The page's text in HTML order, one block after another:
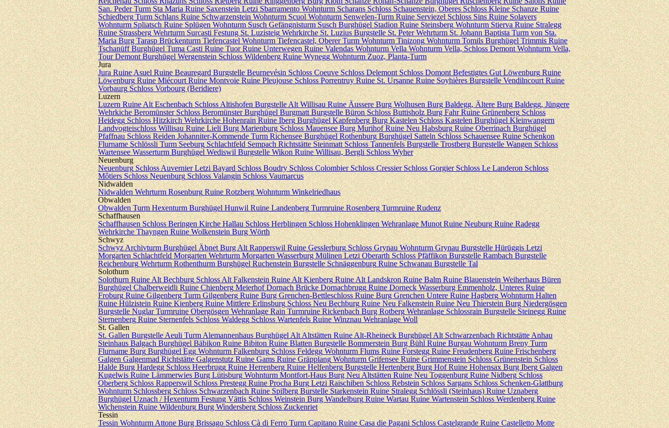
San. Peder Turm Sta Maria Ruine Saxenstein Letzi Sbarramento Wohnturm Scharans Schloss Schauenstein, Oberes Schloss Kleine Schanze Ruine
Schiedberg Turm Schlans Ruine Schwarzenstein Wohnturm Scuol Wohnturm Senwelen-Turm Ruine Serviezel Schloss Sins Ruine Solavers
Wohnturm Spliatsch Ruine Splügen Wohnturm Susch Gefängnisturm Susch Burghügel Stadion Ruine Steinsberg Wohnturm Stierva Ruine Stralegg
Ruine Strassberg Wehrturm Surcasti Festung St. Luzisteig Wehrkirche St. Luzius Burgstelle St. Peter Wehrturm St. Johann Baptista Turm von Sta.
Maria Burg Tarasp Brückenturm Tiefencastel Wohnturm Tiefencastel, Oberer Turm Wohnturm Tinizong Wohnturm Tomils Burghügel Trimmis Ruine
Tschanüff Burghügel Tuma Casti Ruine Tuor Ruine Unterwegen Ruine Valendas Wohnturm Vella Wohnturm Vella, Schloss Demont Wohnturm Vella,
Tour Demont Burghügel Wergenstein Schloss Wildenberg Ruine Wynegg Wohnturm Zuoz, Planta-Turm
Jura
Jura Ruine Asuel Ruine Beauregard Burgstelle Beurnevésin Schloss Coeuve Schloss Delemont Schloss Domont Befestigtes Gut Löwenburg Ruine
Löwenburg Ruine Miécourt Ruine Montvoie Ruine Pleujouse Schloss Porrentruy Ruine St. Ursanne Ruine Soyhières Burgstelle Vendilncourt Ruine
Vorbaurg Schloss Vorbourg (Beridiere)
Luzern
Luzern Ruine Alt Eschenbach Schloss Altishofen Burgstelle Alt Willisau Ruine Äussere Burg Wolhusen Burg Baldegg, Ältere Burg Baldegg, Jüngere
Wehrkiche Beromünster Schloss Beromünster Burghügel Burgmatt Burgstelle Büron Schloss Buttisholz Burg Fahr Ruine Grünenberg Schloss
Heidegg Schloss Hitzkirch Wehrkirche Hohenrain Ruine Iberg Burghügel Kapfenberg Burg Kastelen Schloss Kastelen Burghügel Kleinwangern
Landvogteischloss Willisau Ruine Lieli Burg Marienburg Schloss Mauensee Burg Murihof Ruine Neu Habsburg Ruine Oberrinach Burghügel
Pfaffnau Schloss Reiden Johanniter-Kommende Turm Richensee Burghügel Rothenburg Burghügel Satteln Schloss Schauensee Ruine Schenkon
Flurname Schlössli Turm Seeburg Schlachtfeld Sempach Richtstätte Steinmatt Schloss Tannenfels Burgstelle Trostberg Burgstelle Wangen Schloss
Wartensee Wasserturm Burghügel Wediswil Burgstelle Wikon Ruine Willisau, Bergli Schloss Wyher
Neuenburg
Neuenburg Schloss Auvernier Letzi Bayard Schloss Boudry Schloss Colombier Schloss Cressier Schloss Gorgier Schloss Le Landeron Schloss
Môtiers Schloss Neuenburg Schloss Valangin Schloss Vaumarcus
Nidwalden
Nidwalden Wehrturm Rosenburg Ruine Rotzberg Wohnturm Winkelriedhaus
Obwalden
Obwalden Turm Hexenturm Burghügel Hunwil Ruine Landenberg Turmruine Rosenberg Turmruine Rudenz
Schaffhausen
Schaffhausen Schloss Beringen Kirche Hallau Schloss Herblingen Schloss Hohenklingen Wehranlage Munot Ruine Neuburg Ruine Radegg
Wehrkirche Thayngen Ruine Wolkenstein Burg Wörth
Schwyz
SchwyzArchivturm Burghügel Äbnet Burg Alt Rapperswil Ruine Gesslerburg Schloss Grynau Wohnturm Grynau Burgstelle Hürüggis Letzi
Morgarten Schlachtfeld Morgarten Wehrturm Morgarten Wasserburg Mülinen Letzi Oberarth Schloss Pfäffikon Burgstelle Rambach Burgstelle
Reichenburg Wehrturm Rothenthurm Burghügel Ruchenstein Burgstelle Schnäggenburg Ruine Schwanau Burgstelle Tal
Solothurn
Solothurn Ruine Alt Bechburg Schloss Alt Falkenstein Ruine Alt Kienberg Ruine Alt Landskron Ruine Balm Ruine Blauenstein Weiherhaus Büren
Burghügel Chalberweidli Ruine Chienberg Meierhof Dornach Brücke Dornachbrugg Ruine Dorneck Wasserburg Emmenholz, Unteres Ruine
Froburg Ruine Gilgenberg Turm Gilgenberg Ruine Burg Grenchen-Bettleschloss Ruine Burg Grenchen Untere Ruine Hagberg Wohnturm Halten
Ruine Hülzistein Ruine Kienberg Ruine Mittlere Erlinsburg Schloss Neu Bechburg Ruine Neu Falkenstein Ruine Neu Thierstein Burg Niedergösgen
Burgstelle Nuglar Turmruine Obergösgen Wehranlage Rain Turmruine Rickenbach Burg Rotberg Wehranlage Schlossrain Burgstelle Steinegg Ruine
Sternenberg Ruine Sternenfels Schloss Waldegg Schloss Wartenfels Ruine Winznau Wehranlage Woll
St. Gallen
St. Gallen Burgstelle Aeuli Turm Alemannenhaus Burghügel Alt Altstätten Ruine Alt-Rheineck Burghügel Alt Schwarzenbach Richtstätte Anhau
Steinhaus Balgach Burghügel Bäbikon Ruine Bibiton Ruine Blatten Burgstelle Bommerstein Burg Bühl Ruine Burgau Wohnturm Breny Turm
Flurname Burg Burghügel Egg Wohnturm Falkenburg Schloss Feldegg Wohnturm Flums Ruine Forstegg Ruine Freudenberg Ruine Frischenberg
Galgen Galgenmad Richtstätte Galgenstutz Ruine Gams Ruine Gräpplang Wohnturm Grifensee Ruine Grimmenstein Schloss Grünenstein Schloss
Halde Burg Hardegg Schloss Heerbrugg Ruine Herrenberg Ruine Helfenberg Burgstelle Hertenberg Burg Hof Ruine Hohensax Burg Iberg Galgen
Kugelwis Ruine Lämmerwies Burg Lütisburg Wohnturm Montfort-Haus Burg Neu Altstätten Ruine Neu Toggenburg Ruine Nidberg Schloss
Oberberg Schloss Rapperswil Schloss Prestegg Ruine Procha Burg Letzi Raischiben Schloss Rebstein Schloss Sargans Schloss Schenken-Glattburg
Wohnturm Schlossberg Schloss Schwarzenbach Ruine Spilberg Burstelle Starkenstein Ruine Stralegg Schlössli (Steinhaus) Ruine Uznaberg
Burghügel Uznach / Hexenturm Festung Vättis Schloss Weinstein Burg Wandelburg Ruine Wartau Ruine Wartenstein Schloss Werdenberg Ruine
Wichenstein Ruine Wildenburg Burg Windersberg Schloss Zuckenriet
Tessin
Tessin Wohnturm Attone Burg Brissago Schloss Cà di Ferro Turm Capitano Ruine Casa die Pagani Schloss Castelgrande Ruine Castelletto Motte